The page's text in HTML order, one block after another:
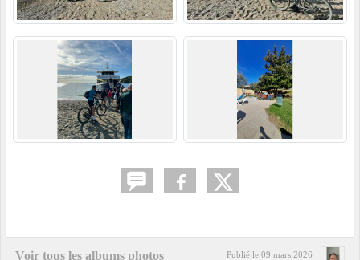
Voir tous les albums photos Publié le 09 mars 2026